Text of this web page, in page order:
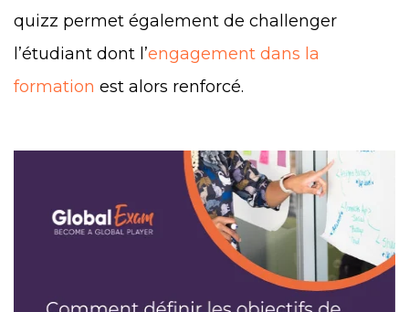
quizz permet également de challenger
l’étudiant dont l’engagement dans la
formation est alors renforcé.